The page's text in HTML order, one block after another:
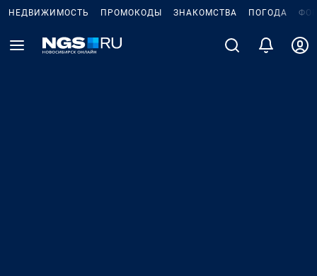
НЕДВИЖИМОСТЬ ПРОМОКОДЫ ЗНАКОМСТВА ПОГОДА